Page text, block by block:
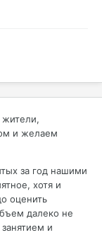
жители,
и желаем
за год нашими
хотя и
оценить
далеко не
и